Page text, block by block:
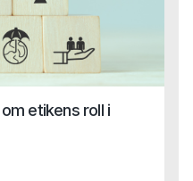
etikens roll i